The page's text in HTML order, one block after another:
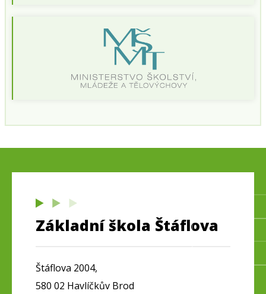
Základní škola Štáflova
Štáflova 2004,
580 02 Havlíčkův Brod